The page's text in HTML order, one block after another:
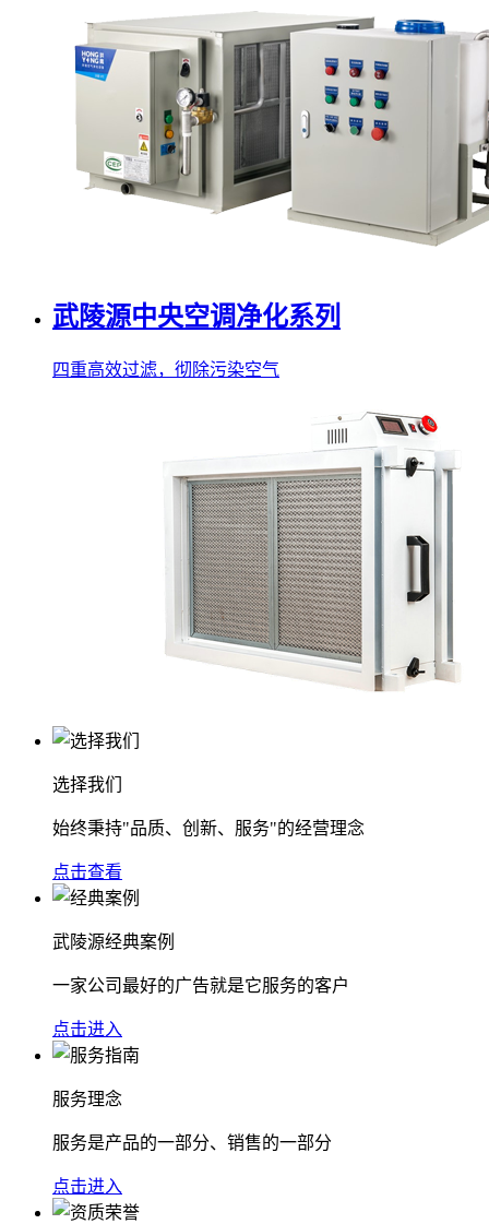
武陵源中央空调净化系列
四重高效过滤，彻除污染空气
选择我们
始终秉持"品质、创新、服务"的经营理念
点击查看
武陵源经典案例
一家公司最好的广告就是它服务的客户
点击进入
服务理念
服务是产品的一部分、销售的一部分
点击进入